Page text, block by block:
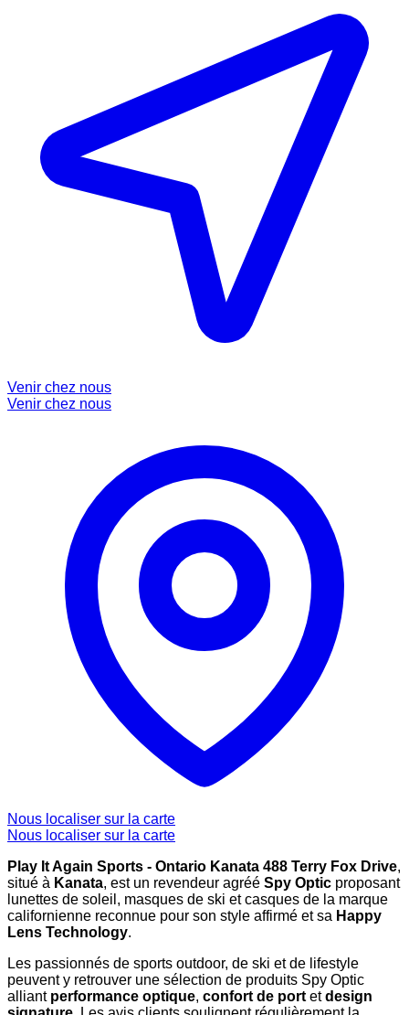
Venir chez nous
Venir chez nous
Nous localiser sur la carte
Nous localiser sur la carte
Play It Again Sports - Ontario Kanata 488 Terry Fox Drive,
situé à Kanata, est un revendeur agréé Spy Optic proposant
lunettes de soleil, masques de ski et casques de la marque
californienne reconnue pour son style affirmé et sa Happy
Lens Technology.
Les passionnés de sports outdoor, de ski et de lifestyle
peuvent y retrouver une sélection de produits Spy Optic
alliant performance optique, confort de portetdesign